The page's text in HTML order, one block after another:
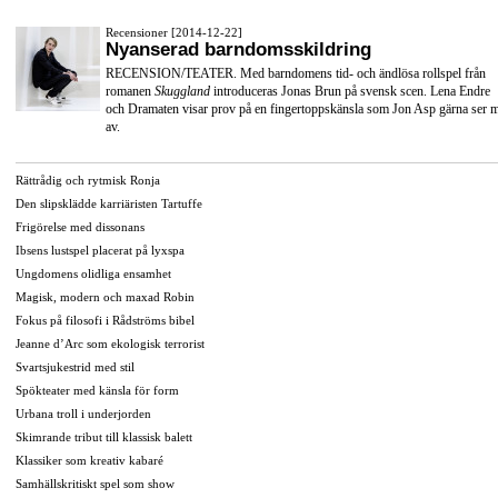
Recensioner [2014-12-22]
Nyanserad barndomsskildring
RECENSION/TEATER. Med barndomens tid- och ändlösa rollspel från
romanen Skuggland introduceras Jonas Brun på svensk scen. Lena Endre
och Dramaten visar prov på en fingertoppskänsla som Jon Asp gärna ser
av.
Rättrådig och rytmisk Ronja
Den slipsklädde karriäristen Tartuffe
Frigörelse med dissonans
Ibsens lustspel placerat på lyxspa
Ungdomens olidliga ensamhet
Magisk, modern och maxad Robin
Fokus på filosofi i Rådströms bibel
Jeanne d’Arc som ekologisk terrorist
Svartsjukestrid med stil
Spökteater med känsla för form
Urbana troll i underjorden
Skimrande tribut till klassisk balett
Klassiker som kreativ kabaré
Samhällskritiskt spel som show